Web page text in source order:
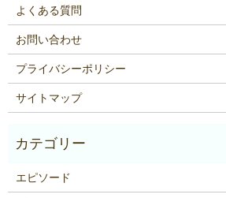
よくある質問
お問い合わせ
プライバシーポリシー
サイトマップ
エピソード